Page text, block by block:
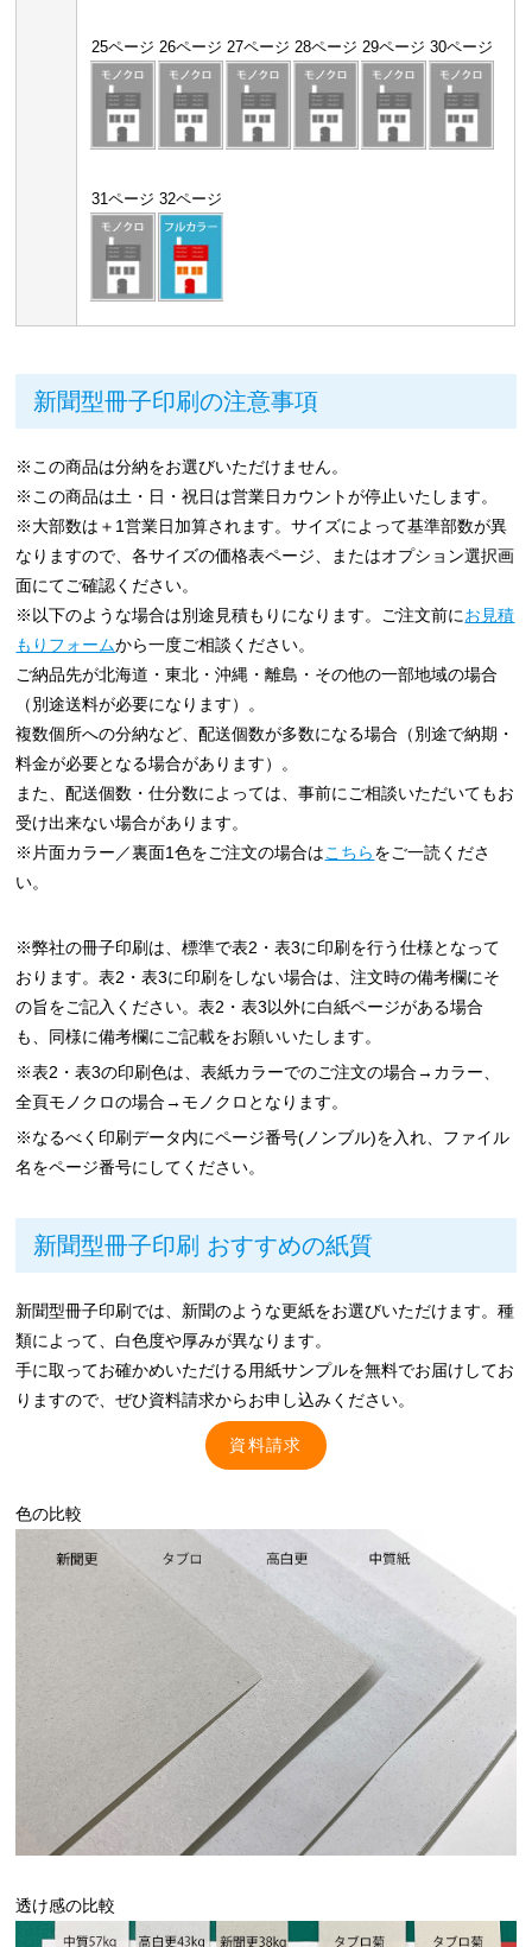
25ページ 26ページ 27ページ 28ページ 29ページ 30ページ
31ページ 32ページ
新聞型冊子印刷の注意事項
※この商品は分納をお選びいただけません。
※この商品は土・日・祝日は営業日カウントが停止いたします。
※大部数は＋1営業日加算されます。サイズによって基準部数が異
なりますので、各サイズの価格表ページ、またはオプション選択画
面にてご確認ください。
※以下のような場合は別途見積もりになります。ご注文前にお見積
もりフォームから一度ご相談ください。
ご納品先が北海道・東北・沖縄・離島・その他の一部地域の場合
（別途送料が必要になります）。
複数個所への分納など、配送個数が多数になる場合（別途で納期・
料金が必要となる場合があります）。
また、配送個数・仕分数によっては、事前にご相談いただいてもお
受け出来ない場合があります。
※片面カラー／裏面1色をご注文の場合はこちらをご一読くださ
い。
※弊社の冊子印刷は、標準で表2・表3に印刷を行う仕様となって
おります。表2・表3に印刷をしない場合は、注文時の備考欄にそ
の旨をご記入ください。表2・表3以外に白紙ページがある場合
も、同様に備考欄にご記載をお願いいたします。
※表2・表3の印刷色は、表紙カラーでのご注文の場合→カラー、
全頁モノクロの場合→モノクロとなります。
※なるべく印刷データ内にページ番号(ノンブル)を入れ、ファイル
名をページ番号にしてください。
新聞型冊子印刷 おすすめの紙質
新聞型冊子印刷では、新聞のような更紙をお選びいただけます。種
類によって、白色度や厚みが異なります。
手に取ってお確かめいただける用紙サンプルを無料でお届けしてお
りますので、ぜひ資料請求からお申し込みください。
資料請求
色の比較
透け感の比較